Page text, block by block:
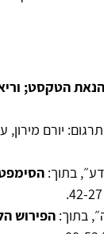
הנאת הטקסט;
יורם
הפירוש